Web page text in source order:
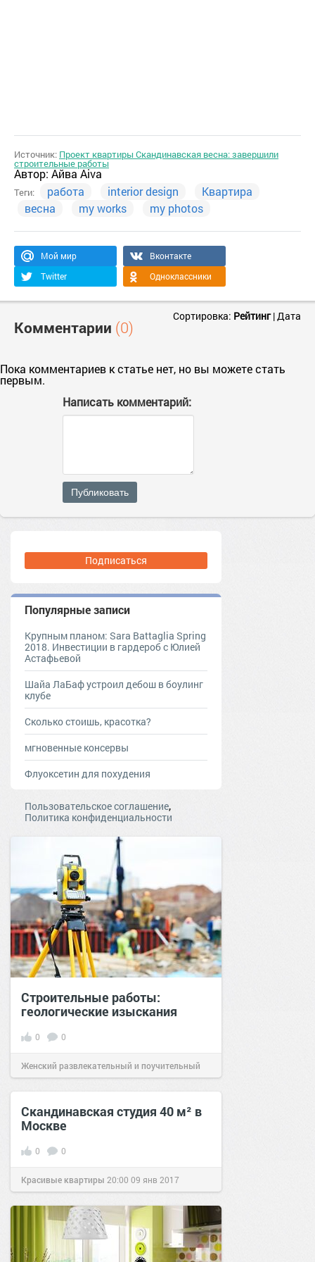
Источник: Проект квартиры Скандинавская весна: завершили
строительные работы
Автор: Айва Aiva
Теги: работа interior design
Квартира
весна
my works my photos
Мой мир
Вконтакте
Twitter
Одноклассники
Комментарии (0)
Сортировка: Рейтинг|Дата
Пока комментариев к статье нет, но вы можете стать
первым.
Написать комментарий:
Публиковать
Подписаться
Популярные записи
Крупным планом: Sara Battaglia Spring
2018. Инвестиции в гардероб с Юлией
Астафьевой
Шайа ЛаБаф устроил дебош в боулинг
клубе
Сколько стоишь, красотка?
мгновенные консервы
Флуоксетин для похудения
Пользовательское соглашение,
Политика конфиденциальности
Строительные работы:
геологические изыскания
0 0
Женский развлекательный и поучительный
сайт.22:06 29 июн 2022
Скандинавская студия 40 м² в
Москве
0 0
Красивые квартиры 20:00 09 янв 2017